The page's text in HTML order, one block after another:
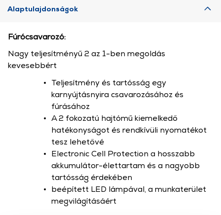
Alaptulajdonságok
Fúrócsavarozó:
Nagy teljesítményű 2 az 1-ben megoldás
kevesebbért
Teljesítmény és tartósság egy
karnyújtásnyira csavarozásához és
fúrásához
A 2 fokozatú hajtómű kiemelkedő
hatékonyságot és rendkívüli nyomatékot
tesz lehetővé
Electronic Cell Protection a hosszabb
akkumulátor-élettartam és a nagyobb
tartósság érdekében
beépített LED lámpával, a munkaterület
megvilágításáért